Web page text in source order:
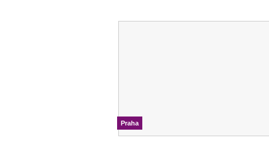
Praha